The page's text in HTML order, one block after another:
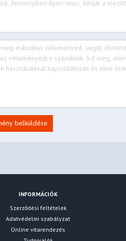
belküldése
INFORMÁCIÓK
Szerződési feltételek
Adatvédelmi szabályzat
Online vitarendezés